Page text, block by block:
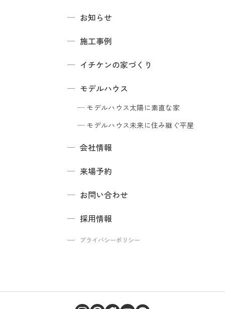
お知らせ
施工事例
イチケンの家づくり
モデルハウス
モデルハウス太陽に素直な家
モデルハウス未来に住み継ぐ平屋
会社情報
来場予約
お問い合わせ
採用情報
プライバシーポリシー